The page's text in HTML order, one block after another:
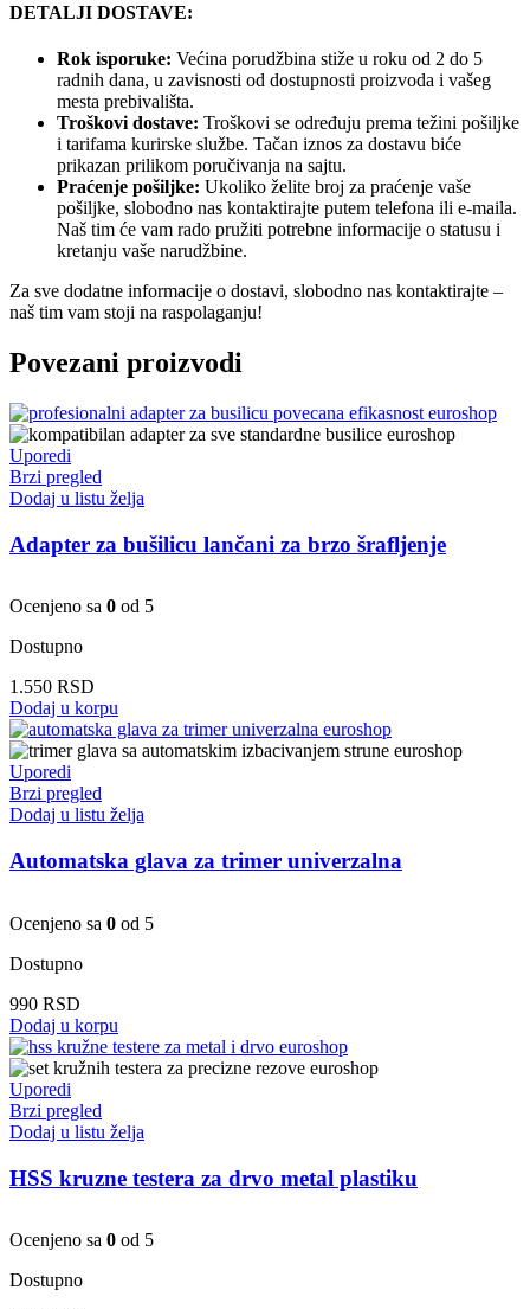
DETALJI DOSTAVE:
Rok isporuke: Većina porudžbina stiže u roku od 2 do 5
radnih dana, u zavisnosti od dostupnosti proizvoda i vašeg
mesta prebivališta.
Troškovi dostave: Troškovi se određuju prema težini pošiljke
i tarifama kurirske službe. Tačan iznos za dostavu biće
prikazan prilikom poručivanja na sajtu.
Praćenje pošiljke: Ukoliko želite broj za praćenje vaše
pošiljke, slobodno nas kontaktirajte putem telefona ili e-maila.
Naš tim će vam rado pružiti potrebne informacije o statusu i
kretanju vaše narudžbine.
Za sve dodatne informacije o dostavi, slobodno nas kontaktirajte –
naš tim vam stoji na raspolaganju!
Povezani proizvodi
Uporedi
Brzi pregled
Dodaj u listu želja
Adapter za bušilicu lančani za brzo šrafljenje
Ocenjeno sa 0 od 5
Dostupno
1.550 RSD
Dodaj u korpu
Uporedi
Brzi pregled
Dodaj u listu želja
Automatska glava za trimer univerzalna
Ocenjeno sa 0 od 5
Dostupno
990 RSD
Dodaj u korpu
Uporedi
Brzi pregled
Dodaj u listu želja
HSS kruzne testera za drvo metal plastiku
Ocenjeno sa 0 od 5
Dostupno